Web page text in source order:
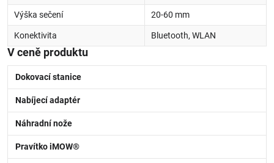
Výška sečení 20-60 mm
Konektivita Bluetooth, WLAN
V ceně produktu
Dokovací stanice
Nabíjecí adaptér
Náhradní nože
Pravítko iMOW®